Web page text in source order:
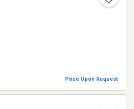
Price Upon Request